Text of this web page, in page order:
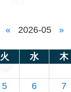
« 2026-05 »
火 水 木
5 6 7